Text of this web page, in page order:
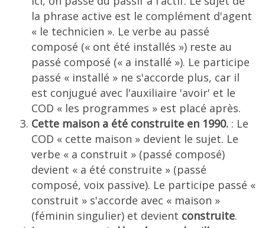
la phrase active est le complément d'agent
« le technicien ». Le verbe au passé
composé (« ont été installés ») reste au
passé composé (« a installé »). Le participe
passé « installé » ne s'accorde plus, car il
est conjugué avec l'auxiliaire 'avoir' et le
COD « les programmes » est placé après.
Cette maison a été construite en 1990. : Le
COD « cette maison » devient le sujet. Le
verbe « a construit » (passé composé)
devient « a été construite » (passé
composé, voix passive). Le participe passé «
construit » s'accorde avec « maison »
(féminin singulier) et devient construite.